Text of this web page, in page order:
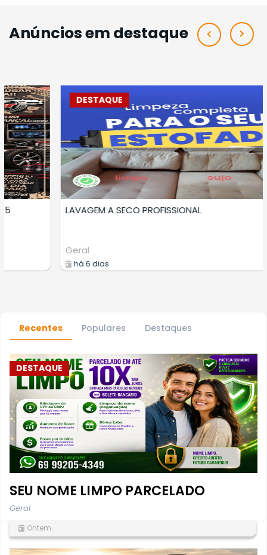
Anúncios em destaque
DESTAQUE
LAVAGEM A SECO DE ESTOFADOS
Prestadores Serviços
há 8 dias
Recentes Populares Destaques
DESTAQUE
SEU NOME LIMPO PARCELADO
Geral
Ontem